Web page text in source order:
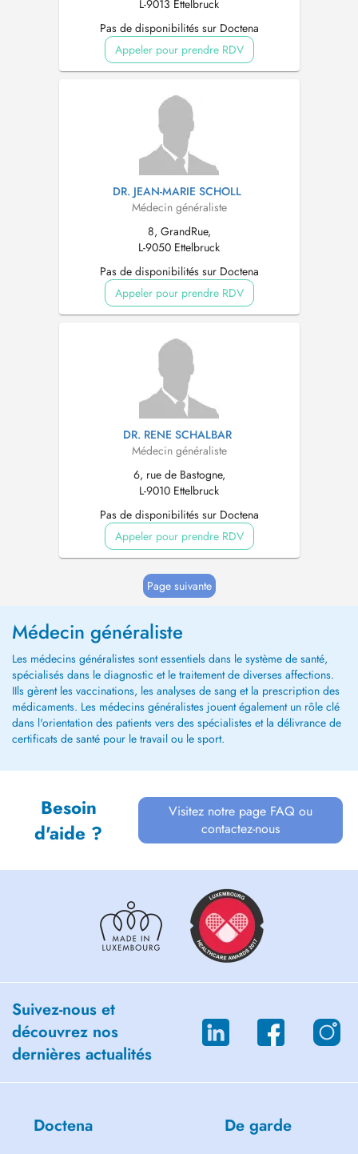
L-9013 Ettelbruck
Pas de disponibilités sur Doctena
Appeler pour prendre RDV
DR. JEAN-MARIE SCHOLL
Médecin généraliste
8, GrandRue,
L-9050 Ettelbruck
Pas de disponibilités sur Doctena
Appeler pour prendre RDV
DR. RENE SCHALBAR
Médecin généraliste
6, rue de Bastogne,
L-9010 Ettelbruck
Pas de disponibilités sur Doctena
Appeler pour prendre RDV
Page suivante
Médecin généraliste
Les médecins généralistes sont essentiels dans le système de santé,
spécialisés dans le diagnostic et le traitement de diverses affections.
IIls gèrent les vaccinations, les analyses de sang et la prescription des
médicaments. Les médecins généralistes jouent également un rôle clé
dans l'orientation des patients vers des spécialistes et la délivrance de
certificats de santé pour le travail ou le sport.
Besoin
d'aide ?
Visitez notre page FAQ ou
contactez-nous
Suivez-nous et
découvrez nos
dernières actualités
Doctena De garde